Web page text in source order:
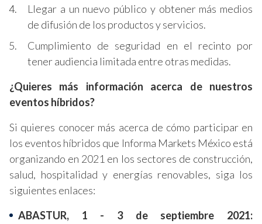
Llegar a un nuevo público y obtener más medios
de difusión de los productos y servicios.
Cumplimiento de seguridad en el recinto por
tener audiencia limitada entre otras medidas.
¿Quieres más información acerca de nuestros
eventos híbridos?
Si quieres conocer más acerca de cómo participar en
los eventos híbridos que Informa Markets México está
organizando en 2021 en los sectores de construcción,
salud, hospitalidad y energías renovables, siga los
siguientes enlaces:
ABASTUR, 1 - 3 de septiembre 2021: